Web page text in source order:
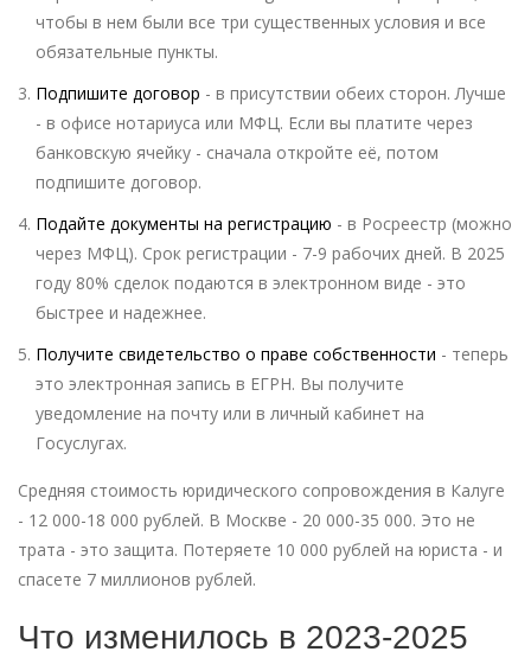
чтобы в нем были все три существенных условия и все
обязательные пункты.
Подпишите договор - в присутствии обеих сторон. Лучше
- в офисе нотариуса или МФЦ. Если вы платите через
банковскую ячейку - сначала откройте её, потом
подпишите договор.
Подайте документы на регистрацию - в Росреестр (можно
через МФЦ). Срок регистрации - 7-9 рабочих дней. В 2025
году 80% сделок подаются в электронном виде - это
быстрее и надежнее.
Получите свидетельство о праве собственности - теперь
это электронная запись в ЕГРН. Вы получите
уведомление на почту или в личный кабинет на
Госуслугах.
Средняя стоимость юридического сопровождения в Калуге
- 12 000-18 000 рублей. В Москве - 20 000-35 000. Это не
трата - это защита. Потеряете 10 000 рублей на юриста - и
спасете 7 миллионов рублей.
Что изменилось в 2023-2025